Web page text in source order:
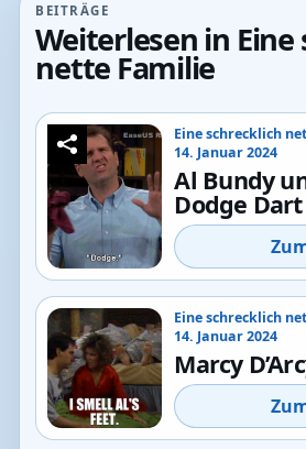
BEITRÄGE
Weiterlesen in Eine
nette Familie
Eine schrecklich
14. Januar 2024
Al Bundy
Dodge
Eine schrecklich
14. Januar 2024
Marcy